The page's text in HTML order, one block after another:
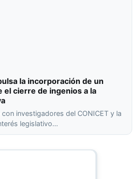
la incorporación de un
el cierre de ingenios a la
investigadores del CONICET y la
legislativo…